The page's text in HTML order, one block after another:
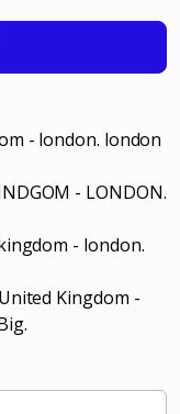
- london. london
- LONDON.
- london.
Kingdom -